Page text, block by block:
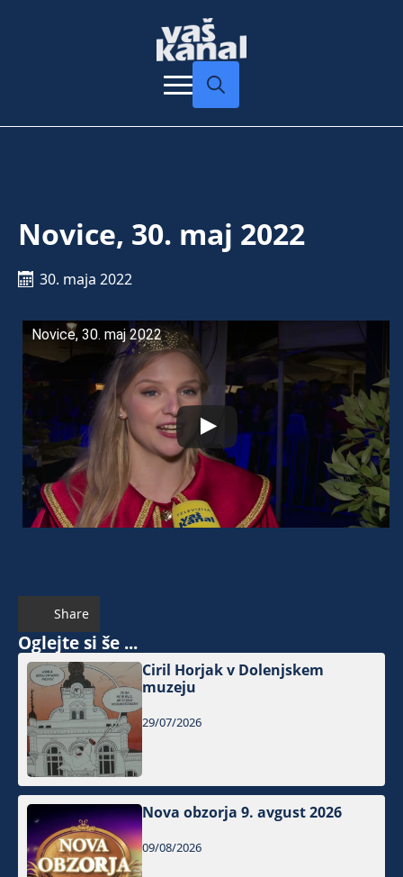
Novice, 30. maj 2022
30. maja 2022
Novice, 30. maj 2022
Share
Oglejte si še ...
Ciril Horjak v Dolenjskem
muzeju
29/07/2026
Nova obzorja 9. avgust 2026
09/08/2026